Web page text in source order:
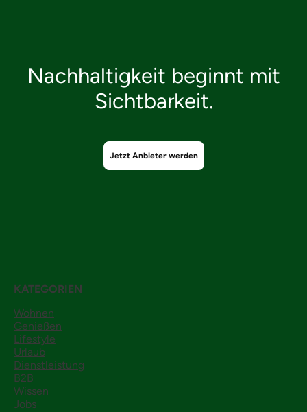
Nachhaltigkeit beginnt mit
Sichtbarkeit.
Jetzt Anbieter werden
KATEGORIEN
Wohnen
Genießen
Lifestyle
Urlaub
Dienstleistung
B2B
Wissen
Jobs